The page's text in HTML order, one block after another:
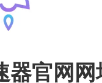
器官网网